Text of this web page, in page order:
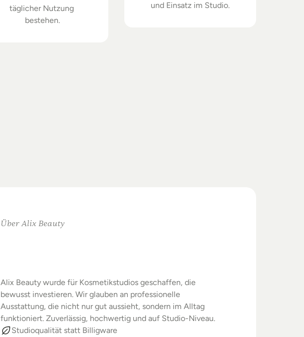
täglicher Nutzung
bestehen.
und Einsatz im Studio.
Über Alix Beauty
Alix Beauty wurde für Kosmetikstudios geschaffen, die
bewusst investieren. Wir glauben an professionelle
Ausstattung, die nicht nur gut aussieht, sondern im Alltag
funktioniert. Zuverlässig, hochwertig und auf Studio-Niveau.
Studioqualität statt Billigware